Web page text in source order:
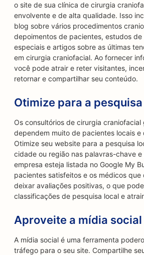
o site de sua clínica de cirurgia
envolvente e de alta qualidade. Isso
blog sobre vários procedimentos
depoimentos de pacientes, estudos
especiais e artigos sobre as últimas
em cirurgia craniofacial. Ao fornecer
você pode atrair e reter visitantes,
retornar e compartilhar seu conteúdo.
Otimize para a
Os consultórios de cirurgia craniofacial
dependem muito de pacientes locais e
Otimize seu website para a pesquisa
cidade ou região nas palavras-chave
empresa esteja listada no Google My
pacientes satisfeitos e os médicos que
deixar avaliações positivas, o que
classificações de pesquisa local e
Aproveite a mídia social
A mídia social é uma ferramenta
tráfego para o seu site. Compartilhe